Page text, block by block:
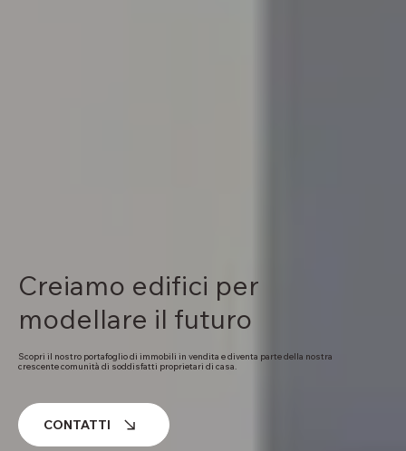
Creiamo edifici per
modellare il futuro
Scopri il nostro portafoglio di immobili in vendita e diventa parte della nostra
crescente comunità di soddisfatti proprietari di casa.
CONTATTI